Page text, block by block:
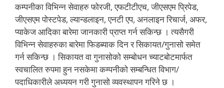
कम्पनीका विभिन्न सेवाहरु फोरजी, एफटीटीएच, जीएसएम प्रिपेड,
जीएसएम पोस्टपेड, ल्यान्डलाइन, एनटी एप, अनलाइन रिचार्ज, अफर,
प्याकेज आदिका बारेमा जानकारी प्राप्त गर्न सकिन्छ । त्यसैगरी
विभिन्न सेवाहरुका बारेमा फिडब्याक दिन र सिकायत/गुनासो समेत
गर्न सकिन्छ । सिकायत वा गुनासोको सम्बोधन च्याटबोटमार्फत
स्वचालित रुपमा हुन नसकेमा कम्पनीको सम्बन्धित विभाग/
पदाधिकारीले अध्ययन गरी गुनासो व्यवस्थापन गरिने छ ।